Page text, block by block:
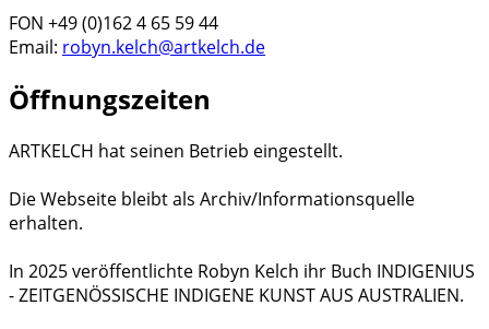
FON +49 (0)162 4 65 59 44
Email: robyn.kelch@artkelch.de
Öffnungszeiten
ARTKELCH hat seinen Betrieb eingestellt.
Die Webseite bleibt als Archiv/Informationsquelle
erhalten.
In 2025 veröffentlichte Robyn Kelch ihr Buch INDIGENIUS
- ZEITGENÖSSISCHE INDIGENE KUNST AUS AUSTRALIEN.